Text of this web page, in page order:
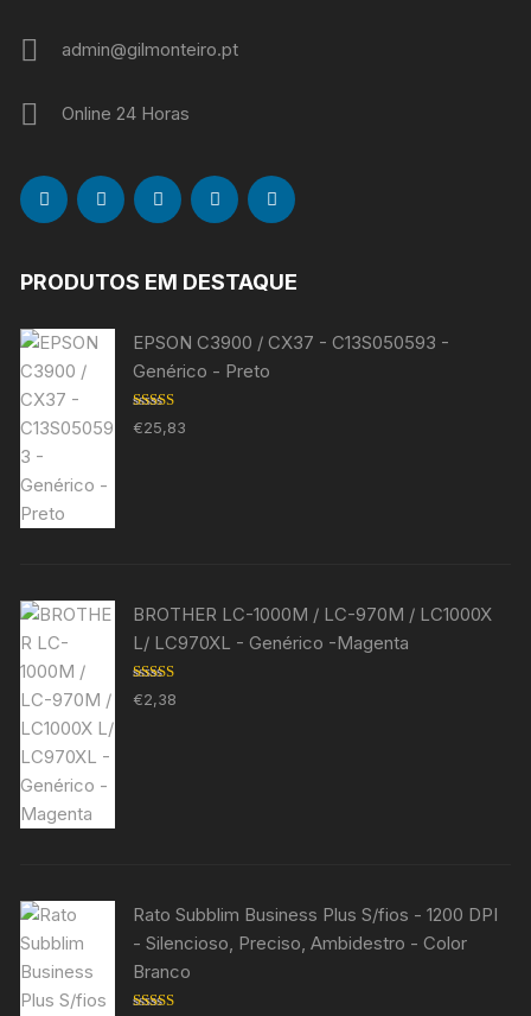
admin@gilmonteiro.pt
Online 24 Horas
PRODUTOS EM DESTAQUE
EPSON C3900 / CX37 - C13S050593 -
Genérico - Preto
Avaliação
5.00de 5
€25,83
BROTHER LC-1000M / LC-970M / LC1000X
L/ LC970XL - Genérico -Magenta
Avaliação
5.00de 5
€2,38
Rato Subblim Business Plus S/fios - 1200 DPI
- Silencioso, Preciso, Ambidestro - Color
Branco